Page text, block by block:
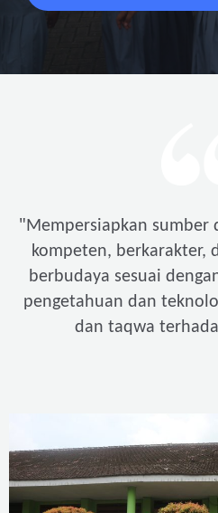
"Mempersiapkan sumber
kompeten, berkarakter,
berbudaya sesuai
pengetahuan dan
dan taqwa